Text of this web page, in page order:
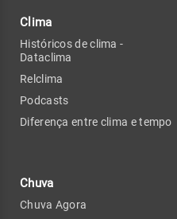
Clima
Históricos de clima -
Dataclima
Relclima
Podcasts
Diferença entre clima e tempo
Chuva
Chuva Agora